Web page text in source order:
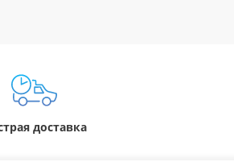
доставка